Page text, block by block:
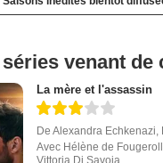
venant de
La mère et l'assassin
DeAlexandra Echkenazi
Avec Hélène de
Vittoria Di Savoia